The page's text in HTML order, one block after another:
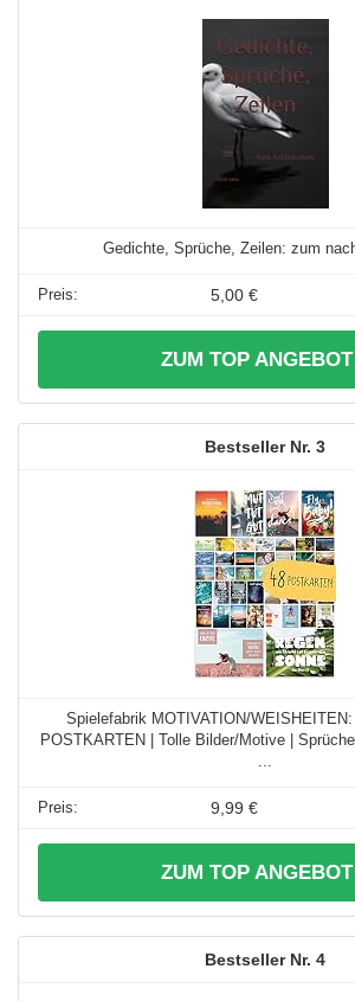
Gedichte, Sprüche, Zeilen: zum
5,00 €
ZUM TOP
3
Spielefabrik MOTIVATION/
POSTKARTEN | Tolle Bilder/Motive |
...
9,99 €
ZUM TOP
4